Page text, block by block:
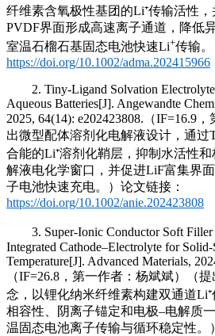
纤维素含氧极性基团的Li⁺传输活性
PVDF界面形成高速离子通道，降低
室温石榴石基固态电池快速Li+传输。
https://doi.org/10.1002/adma.202415966
2. Tiny-Ligand Solvation
Aqueous Batteries[J]. Angewandte
2025, 64(14): e202423808.（IF=16.9
出微型配体溶剂化电解液设计，通过
合能的Li⁺溶剂化鞘层，抑制水活性
解液电化学窗口，并促进LiF富集界
子电池快速充电。）论文链接：
https://doi.org/10.1002/anie.202423808
3. Super-Ionic Conductor Soft Filler
Integrated Cathode–Electrolyte for
Temperature[J]. Advanced Materials,
（IF=26.8，第一作者：杨斌斌）（
念，以锂化纳米纤维素构建双通道
相容性、阴离子锚定和电极–电解质
温固态电池离子传输与循环稳定性。